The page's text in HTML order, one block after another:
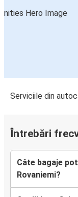
Serviciile din
Întrebări
Câte bagaje
Rovaniemi?